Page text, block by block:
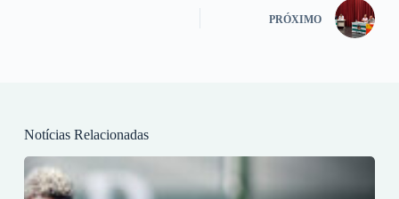
PRÓXIMO
Notícias Relacionadas